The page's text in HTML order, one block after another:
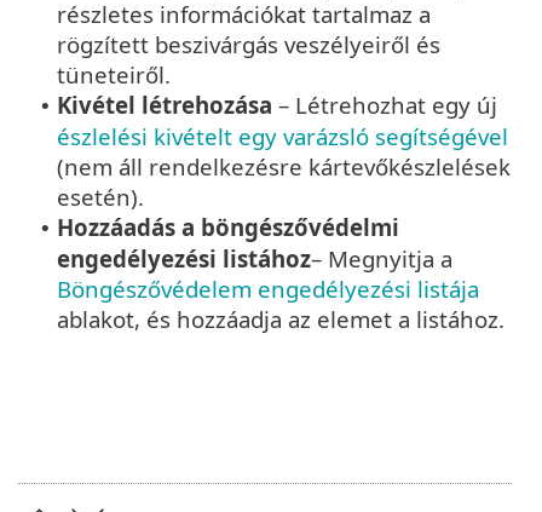
részletes információkat tartalmaz a
rögzített beszivárgás veszélyeiről és
tüneteiről.
• Kivétel létrehozása – Létrehozhat egy új
észlelési kivételt egy varázsló segítségével
(nem áll rendelkezésre kártevőkészlelések
esetén).
• Hozzáadás a böngészővédelmi
engedélyezési listához– Megnyitja a
Böngészővédelem engedélyezési listája
ablakot, és hozzáadja az elemet a listához.